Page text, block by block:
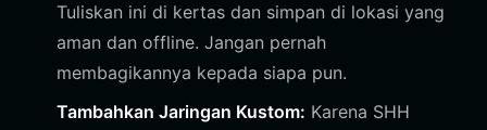
Tuliskan ini di kertas dan simpan di lokasi yang
aman dan offline. Jangan pernah
membagikannya kepada siapa pun.
Tambahkan Jaringan Kustom: Karena SHH